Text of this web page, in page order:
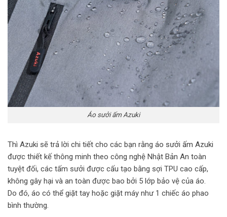
Áo sưởi ấm Azuki
Thì Azuki sẽ trả lời chi tiết cho các bạn rằng áo sưởi ấm Azuki
được thiết kế thông minh theo công nghệ Nhật Bản An toàn
tuyệt đối, các tấm sưởi được cấu tạo bằng sợi TPU cao cấp,
không gây hại và an toàn được bao bởi 5 lớp bảo vệ của áo.
Do đó, áo có thể giặt tay hoặc giặt máy như 1 chiếc áo phao
bình thường.